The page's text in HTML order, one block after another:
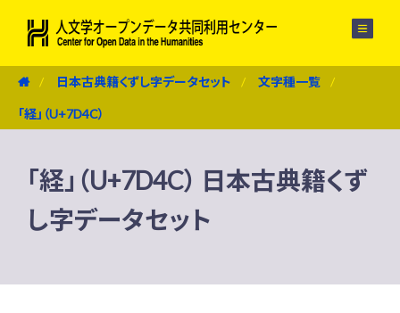
日本古典籍くずし字データセット 文字種一覧
「経」（U+7D4C）
「経」（U+7D4C） 日本古典籍くず
し字データセット